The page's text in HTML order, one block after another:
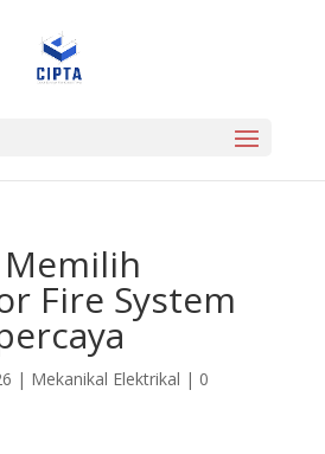
Fire System
| Mekanikal Elektrikal | 0